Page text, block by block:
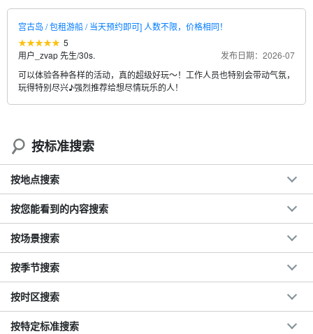
宫古岛 / 包租游船 / 当天预约即可] 人数不限，价格相同！
5
用户_zvap 先生/30s.
发布日期：2026-07
可以体验各种各样的活动，真的超级好玩～！工作人员也特别会带动气氛，
玩得特别尽兴♪强烈推荐给想尽情玩乐的人！
按标准搜索
按地点搜索
按您能看到的内容搜索
按场景搜索
按季节搜索
按时区搜索
按特定标准搜索